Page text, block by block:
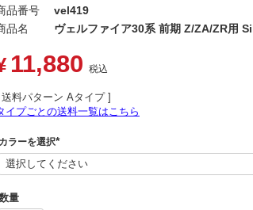
品番号
vel419
品名
ヴェルファイア30系 前期 Z/ZA/ZR用
11,880 税込
送料パターン Aタイプ
イプごとの送料一覧はこちら
ラーを選択
(
必
須